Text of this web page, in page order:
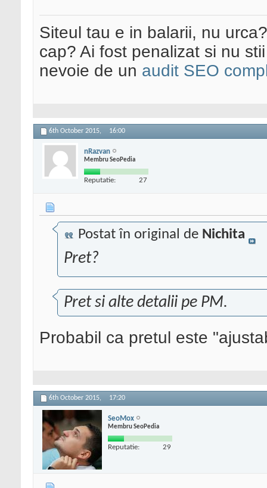
Siteul tau e in balarii, nu
cap? Ai fost penalizat si nu
nevoie de un audit SEO
6th October 2015, 16:00
nRazvan
Membru SeoPedia
Reputatie: 27
Postat în original de Nichita
Pret?
Pret si alte detalii pe PM.
Probabil ca pretul este
6th October 2015, 17:20
SeoMox
Membru SeoPedia
Reputatie: 29